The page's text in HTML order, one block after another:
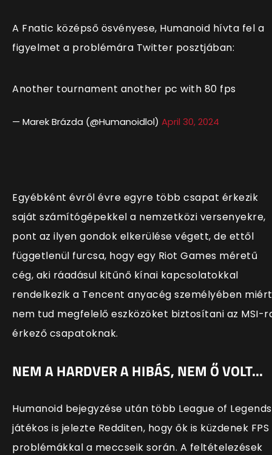
A Fnatic középső ösvényese, Humanoid hívta fel a
figyelmet a problémára Twitter posztjában:
Another tournament another pc with 80 fps
— Marek Brázda (@Humanoidlol) April 30, 2024
Egyébként évről évre egyre több csapat érkezik
saját számítógépekkel a nemzetközi versenyekre,
pont az ilyen gondok elkerülése végett, de ettől
függetlenül furcsa, hogy egy Riot Games méretű
cég, aki ráadásul kitűnő kínai kapcsolatokkal
rendelkezik a Tencent anyacég személyében miért
nem tud megfelelő eszközöket biztosítani az MSI-
érkező csapatoknak.
NEM A HARDVER A HIBÁS, NEM Ő VOLT...
Humanoid bejegyzése után több League of Legends
játékos is jelezte Redditen, hogy ők is küzdenek FPS
problémákkal a meccseik során. A feltételezések